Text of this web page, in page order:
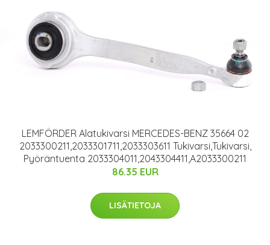
LEMFÖRDER Alatukivarsi MERCEDES-BENZ 35664 02
2033300211,2033301711,2033303611 Tukivarsi,Tukivarsi,
Pyöräntuenta 2033304011,2043304411,A2033300211
86.35 EUR
LISÄTIETOJA